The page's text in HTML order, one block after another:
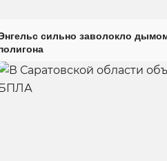
сильно заволокло